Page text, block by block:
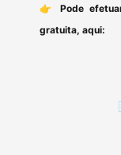
👉 Pode
gratuita, aqui: